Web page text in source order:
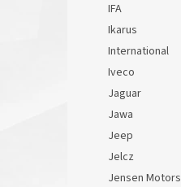
IFA
Ikarus
International
Iveco
Jaguar
Jawa
Jeep
Jelcz
Jensen Motors